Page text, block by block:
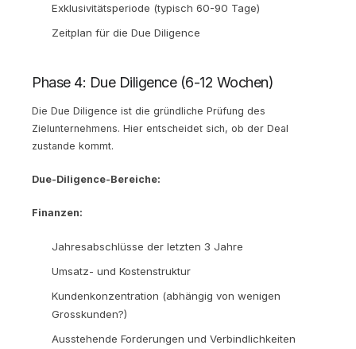
Exklusivitätsperiode (typisch 60-90 Tage)
Zeitplan für die Due Diligence
Phase 4: Due Diligence (6-12 Wochen)
Die Due Diligence ist die gründliche Prüfung des
Zielunternehmens. Hier entscheidet sich, ob der Deal
zustande kommt.
Due-Diligence-Bereiche:
Finanzen:
Jahresabschlüsse der letzten 3 Jahre
Umsatz- und Kostenstruktur
Kundenkonzentration (abhängig von wenigen
Grosskunden?)
Ausstehende Forderungen und Verbindlichkeiten